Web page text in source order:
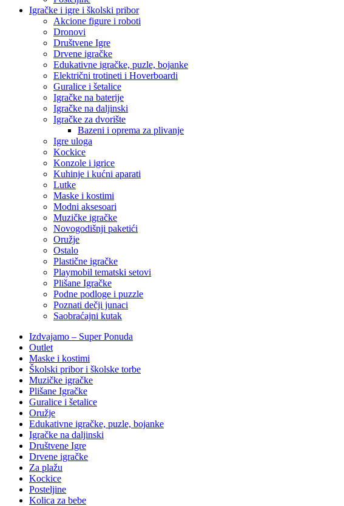
Igračke i igre i školski pribor
Akcione figure i roboti
Dronovi
Društvene Igre
Drvene igračke
Edukativne igračke, puzle, bojanke
Električni trotineti i Hoverboardi
Guralice i šetalice
Igračke na baterije
Igračke na daljinski
‎Igračke za dvorište
Bazeni i oprema za plivanje
Igre uloga
Kockice
Konzole i igrice
Kuhinje i kućni aparati
Lutke
Maske i kostimi
Modni aksesoari
Muzičke igračke
Novogodišnji paketići
Oružje
Ostalo
Plastične igračke
Playmobil tematski setovi
Plišane Igračke
Podne podloge i puzzle
Poznati dečji junaci
Saobraćajni kutak
Izdvajamo – Super Ponuda
Outlet
Maske i kostimi
Školski pribor i školske torbe
Muzičke igračke
Plišane Igračke
Guralice i šetalice
Oružje
Edukativne igračke, puzle, bojanke
Igračke na daljinski
Društvene Igre
Drvene igračke
Za plažu
Kockice
Posteljine
Kolica za bebe